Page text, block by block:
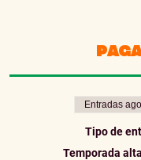
Entradas
Tipo de
Temporada